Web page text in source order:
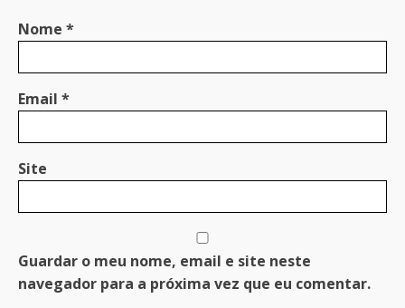
Nome *
Email *
Site
Guardar o meu nome, email e site neste
navegador para a próxima vez que eu comentar.